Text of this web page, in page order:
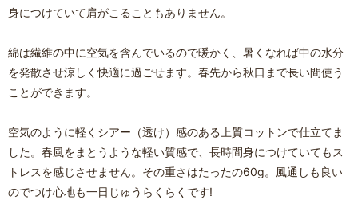
身につけていて肩がこることもありません。
綿は繊維の中に空気を含んでいるので暖かく、暑くなれば中の水分
を発散させ涼しく快適に過ごせます。春先から秋口まで長い間使う
ことができます。
空気のように軽くシアー（透け）感のある上質コットンで仕立てま
した。春風をまとうような軽い質感で、長時間身につけていてもス
トレスを感じさせません。その重さはたったの60g。風通しも良い
のでつけ心地も一日じゅうらくらくです!